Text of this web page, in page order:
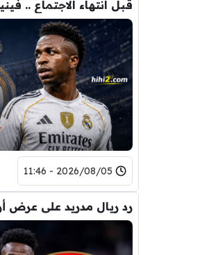
2026/08/05 - 11:46